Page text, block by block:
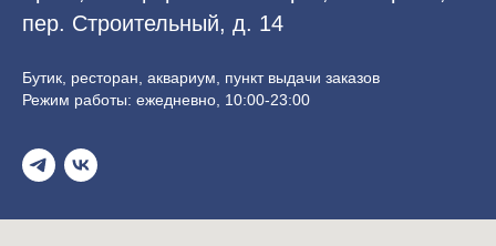
пер. Строительный, д. 14
Бутик, ресторан, аквариум, пункт выдачи заказов
Режим работы: ежедневно, 10:00-23:00